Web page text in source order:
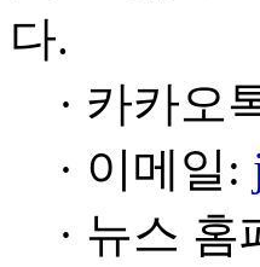
다.
· 카카오
· 이메일:
· 뉴스 홈